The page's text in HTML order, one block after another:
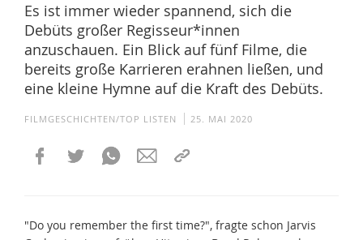
Es ist immer wieder spannend, sich die
Debüts großer Regisseur*innen
anzuschauen. Ein Blick auf fünf Filme, die
bereits große Karrieren erahnen ließen, und
eine kleine Hymne auf die Kraft des Debüts.
FILMGESCHICHTEN/TOP LISTEN 25. MAI 2020
"Do you remember the first time?", fragte schon Jarvis